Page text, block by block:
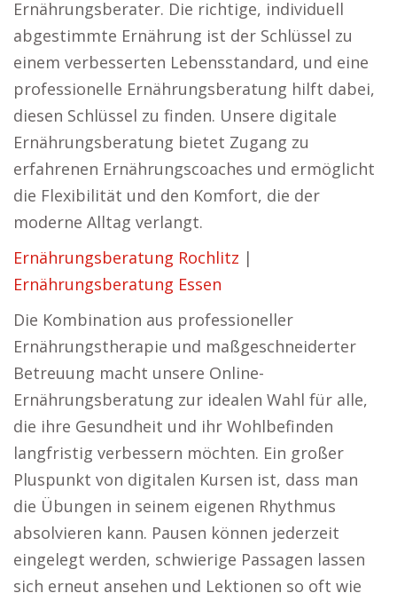
Ernährungsberater. Die richtige, individuell
abgestimmte Ernährung ist der Schlüssel zu
einem verbesserten Lebensstandard, und eine
professionelle Ernährungsberatung hilft dabei,
diesen Schlüssel zu finden. Unsere digitale
Ernährungsberatung bietet Zugang zu
erfahrenen Ernährungscoaches und ermöglicht
die Flexibilität und den Komfort, die der
moderne Alltag verlangt.
Ernährungsberatung Rochlitz |
Ernährungsberatung Essen
Die Kombination aus professioneller
Ernährungstherapie und maßgeschneiderter
Betreuung macht unsere Online-
Ernährungsberatung zur idealen Wahl für alle,
die ihre Gesundheit und ihr Wohlbefinden
langfristig verbessern möchten. Ein großer
Pluspunkt von digitalen Kursen ist, dass man
die Übungen in seinem eigenen Rhythmus
absolvieren kann. Pausen können jederzeit
eingelegt werden, schwierige Passagen lassen
sich erneut ansehen und Lektionen so oft wie